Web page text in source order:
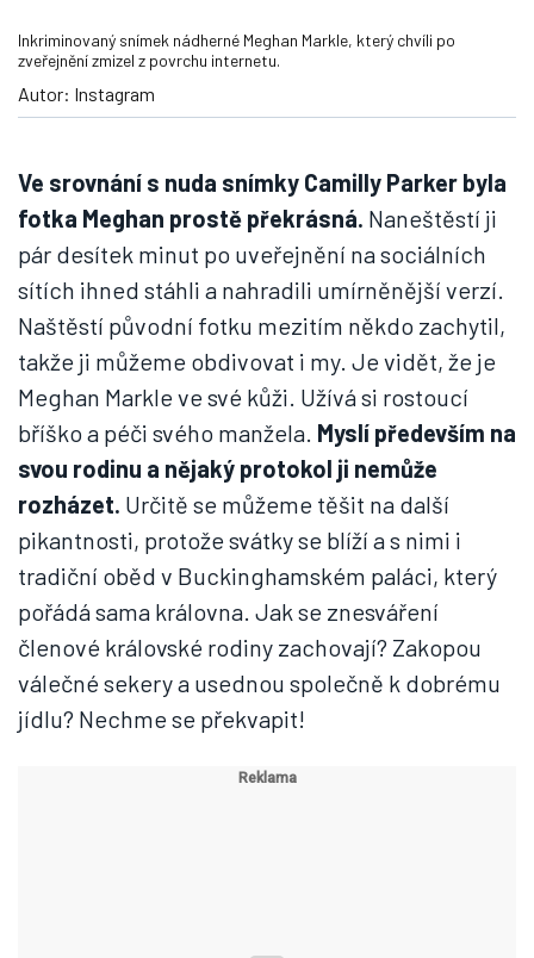
Inkriminovaný snímek nádherné Meghan Markle, který chvíli po
zveřejnění zmizel z povrchu internetu.
Autor: Instagram
Ve srovnání s nuda snímky Camilly Parker byla
fotka Meghan prostě překrásná. Naneštěstí ji
pár desítek minut po uveřejnění na sociálních
sítích ihned stáhli a nahradili umírněnější verzí.
Naštěstí původní fotku mezitím někdo zachytil,
takže ji můžeme obdivovat i my. Je vidět, že je
Meghan Markle ve své kůži. Užívá si rostoucí
bříško a péči svého manžela. Myslí především na
svou rodinu a nějaký protokol ji nemůže
rozházet. Určitě se můžeme těšit na další
pikantnosti, protože svátky se blíží a s nimi i
tradiční oběd v Buckinghamském paláci, který
pořádá sama královna. Jak se znesváření
členové královské rodiny zachovají? Zakopou
válečné sekery a usednou společně k dobrému
jídlu? Nechme se překvapit!